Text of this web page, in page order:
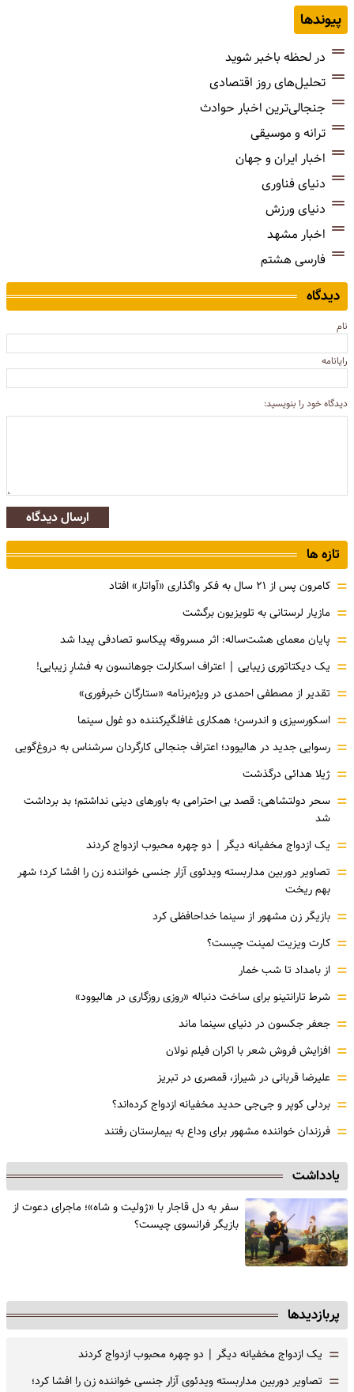
پیوندها
در لحظه باخبر شوید
تحلیل‌های روز اقتصادی
جنجالی‌ترین اخبار حوادث
ترانه و موسیقی
اخبار ایران و جهان
دنیای فناوری
دنیای ورزش
اخبار مشهد
فارسی هشتم
دیدگاه
نام
رایانامه
دیدگاه خود را بنویسید:
ارسال دیدگاه
تازه ها
= کامرون پس از ۲۱ سال به فکر واگذاری «آواتار» افتاد
= مازیار لرستانی به تلویزیون برگشت
= پایان معمای هشت‌ساله: اثر مسروقه پیکاسو تصادفی پیدا شد
= یک دیکتاتوری زیبایی | اعتراف اسکارلت جوهانسون به فشارِ زیبایی!
= تقدیر از مصطفی احمدی در ویژه‌برنامه «ستارگان خبرفوری»
= اسکورسیزی و اندرسن؛ همکاری غافلگیرکننده دو غول سینما
= رسوایی جدید در هالیوود؛ اعتراف جنجالی کارگردان سرشناس به دروغ‌گویی
= ژیلا هدائی درگذشت
= سحر دولتشاهی: قصد بی احترامی به باورهای دینی نداشتم؛ بد برداشت
شد
= یک ازدواج مخفیانه دیگر | دو چهره محبوب ازدواج کردند
= تصاویر دوربین مداربسته ویدئوی آزار جنسی خواننده زن را افشا کرد؛ شهر
بهم ریخت
= بازیگر زن مشهور از سینما خداحافظی کرد
= کارت ویزیت لمینت چیست؟
= از بامداد تا شب خمار
= شرط تارانتینو برای ساخت دنباله «روزی روزگاری در هالیوود»
= جعفر جکسون در دنیای سینما ماند
= افزایش فروش شعر با اکران فیلم نولان
= علیرضا قربانی در شیراز، قمصری در تبریز
= بردلی کوپر و جی‌جی حدید مخفیانه ازدواج کرده‌اند؟
= فرزندان خواننده مشهور برای وداع به بیمارستان رفتند
یادداشت
سفر به دل قاجار با «ژولیت و شاه»؛ ماجرای دعوت از
‌بازیگر فرانسوی چیست؟
پربازدیدها
= یک ازدواج مخفیانه دیگر | دو چهره محبوب ازدواج کردند
= تصاویر دوربین مداربسته ویدئوی آزار جنسی خواننده زن را افشا کرد؛